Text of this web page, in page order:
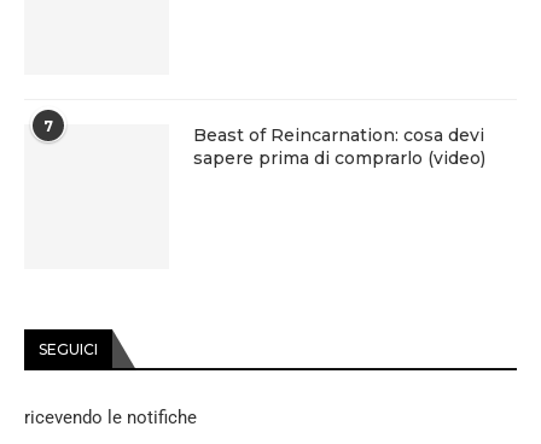
7
Beast of Reincarnation: cosa devi
sapere prima di comprarlo (video)
SEGUICI
ricevendo le notifiche